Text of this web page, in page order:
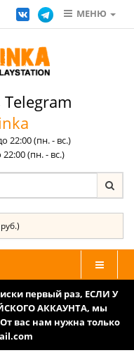
МЕНЮ
22:00 (пн. - вс.)
(пн. - вс.)
первый раз, ЕСЛИ У
АККАУНТА, мы
вас нам нужна только